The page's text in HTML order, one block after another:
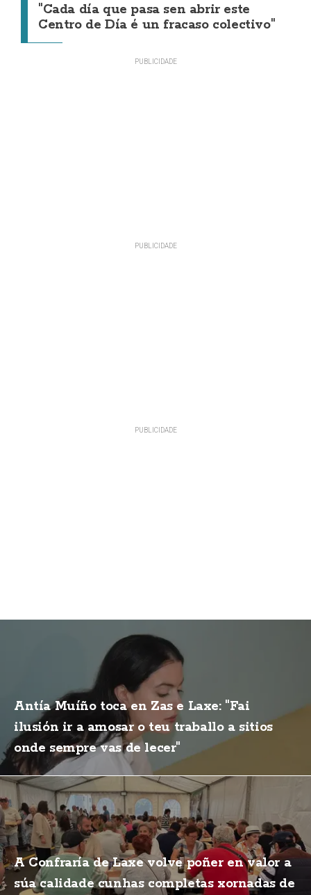
"Cada día que pasa sen abrir este
Centro de Día é un fracaso colectivo"
Antía Muíño toca en Zas e Laxe: "Fai
ilusión ir a amosar o teu traballo a sitios
onde sempre vas de lecer"
A Confraría de Laxe volve poñer en valor a
súa calidade cunhas completas xornadas de